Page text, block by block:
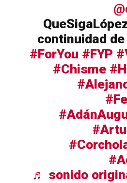
continuidad
#ForYou #FYP
#Chisme
♬ sonido